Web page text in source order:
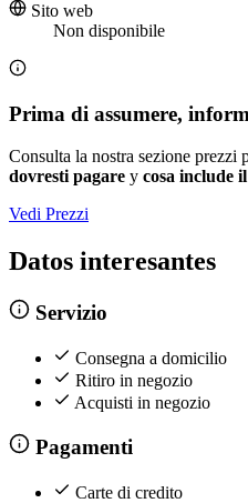
Sito web
Non disponibile
Prima di assumere,
Consulta la nostra sezione prezzi
dovresti pagare y cosa include
Vedi Prezzi
Datos interesantes
Servizio
Consegna a domicilio
Ritiro in negozio
Acquisti in negozio
Pagamenti
Carte di credito